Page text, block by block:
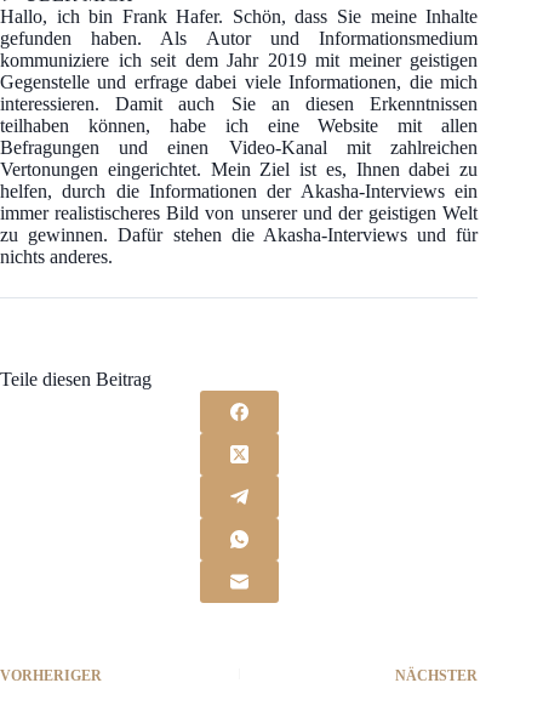
Hallo, ich bin Frank Hafer. Schön, dass Sie meine Inhalte
gefunden haben. Als Autor und Informationsmedium
kommuniziere ich seit dem Jahr 2019 mit meiner geistigen
Gegenstelle und erfrage dabei viele Informationen, die mich
interessieren. Damit auch Sie an diesen Erkenntnissen
teilhaben können, habe ich eine Website mit allen
Befragungen und einen Video-Kanal mit zahlreichen
Vertonungen eingerichtet. Mein Ziel ist es, Ihnen dabei zu
helfen, durch die Informationen der Akasha-Interviews ein
immer realistischeres Bild von unserer und der geistigen Welt
zu gewinnen. Dafür stehen die Akasha-Interviews und für
nichts anderes.
Teile diesen Beitrag
VORHERIGER NÄCHSTER